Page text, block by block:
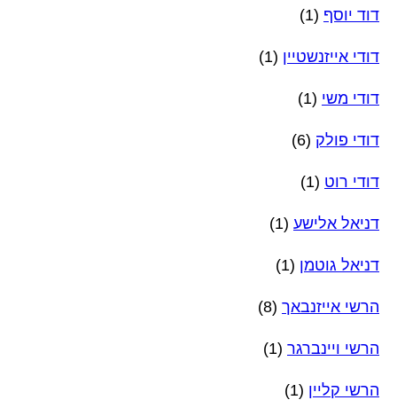
דוד יוסף (1)
דודי אייזנשטיין (1)
דודי משי (1)
דודי פולק (6)
דודי רוט (1)
דניאל אלישע (1)
דניאל גוטמן (1)
הרשי אייזנבאך (8)
הרשי ויינברגר (1)
הרשי קליין (1)